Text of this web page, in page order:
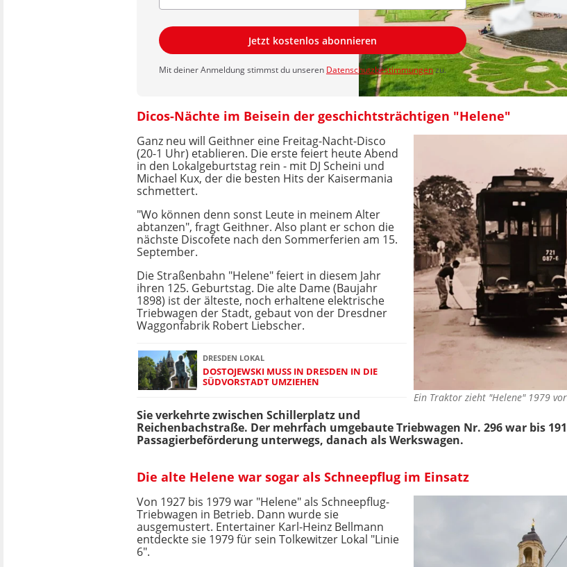
Jetzt kostenlos abonnieren
Mit deiner Anmeldung stimmst du unseren Datenschutzbestimmungenzu.
Dicos-Nächte im Beisein der geschichtsträchtigen "Helene"
Ein Traktor zieht "Helene" 1979
Ganz neu will Geithner eine Freitag-Nacht-Disco
(20-1 Uhr) etablieren. Die erste feiert heute Abend
in den Lokalgeburtstag rein - mit DJ Scheini und
Michael Kux, der die besten Hits der Kaisermania
schmettert.
"Wo können denn sonst Leute in meinem Alter
abtanzen", fragt Geithner. Also plant er schon die
nächste Discofete nach den Sommerferien am 15.
September.
Die Straßenbahn "Helene" feiert in diesem Jahr
ihren 125. Geburtstag. Die alte Dame (Baujahr
1898) ist der älteste, noch erhaltene elektrische
Triebwagen der Stadt, gebaut von der Dresdner
Waggonfabrik Robert Liebscher.
DRESDEN LOKAL
DOSTOJEWSKI MUSS IN DRESDEN IN DIE
SÜDVORSTADT UMZIEHEN
Sie verkehrte zwischen Schillerplatz und
Reichenbachstraße. Der mehrfach umgebaute Triebwagen Nr. 296 war bis
Passagierbeförderung unterwegs, danach als Werkswagen.
Die alte Helene war sogar als Schneepflug im Einsatz
Von 1927 bis 1979 war "Helene" als Schneepflug-
Triebwagen in Betrieb. Dann wurde sie
ausgemustert. Entertainer Karl-Heinz Bellmann
entdeckte sie 1979 für sein Tolkewitzer Lokal "Linie
6".